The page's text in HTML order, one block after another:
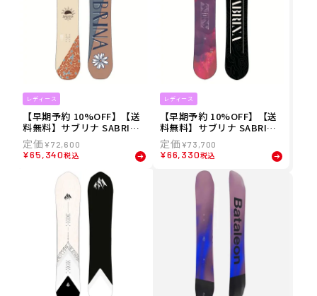
レディース
【早期予約 10%OFF】【送
料無料】サブリナ SABRINA
26-27 レディース LOUVE ス
ノーボード S-BOARD2627-
3
¥72,600
¥65,340税込
レディース
【早期予約 10%OFF】【送
料無料】サブリナ SABRINA
26-27 レディース MOUNTAI
N ROVER スノーボード S-B
OARD2627-2
¥73,700
¥66,330税込